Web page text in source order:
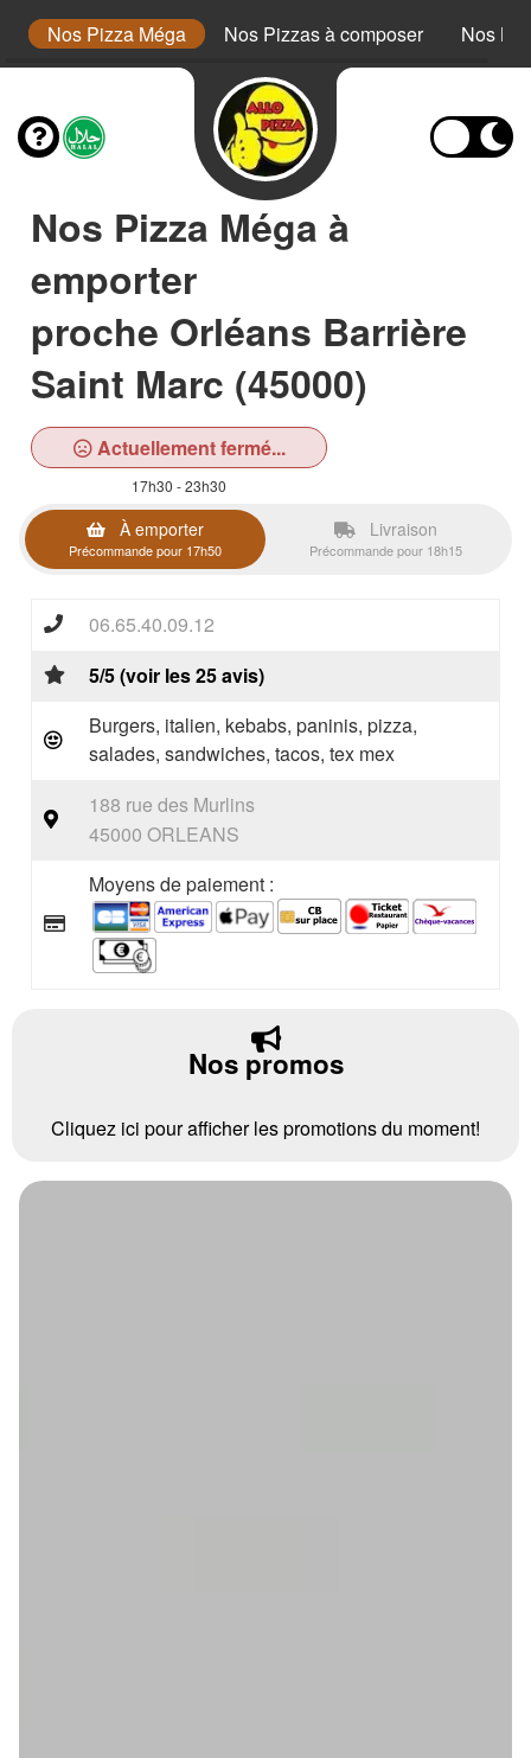
Nos Pizza Méga Nos Pizzas à composer Nos
Nos Pizza Méga à
emporter
proche Orléans Barrière
Saint Marc (45000)
Actuellement fermé...
17h30 - 23h30
À emporter
Précommande pour 17h50
Livraison
Précommande pour 18h15
06.65.40.09.12
5/5 (voir les 25 avis)
Burgers, italien, kebabs, paninis, pizza,
salades, sandwiches, tacos, tex mex
188 rue des Murlins
45000 ORLEANS
Moyens de paiement :
Nos promos
Cliquez ici pour afficher les promotions du moment!